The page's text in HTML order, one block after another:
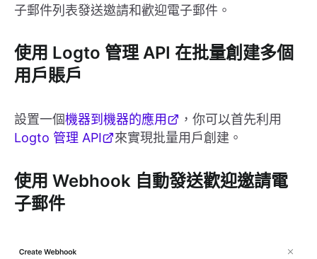
子郵件列表發送邀請和歡迎電子郵件。
使用 Logto 管理 API 在批量創建多個
用戶賬戶
設置一個機器到機器的應用
，你可以首先利用
Logto 管理 API
來實現批量用戶創建。
使用 Webhook 自動發送歡迎邀請電
子郵件